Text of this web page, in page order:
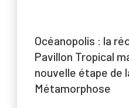
Océanopolis : la
Pavillon Tropical
nouvelle étape de
Métamorphose